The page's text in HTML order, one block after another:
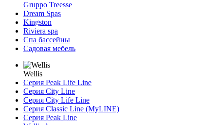
Gruppo Treesse
Dream Spas
Kingston
Riviera spa
Спа бассейны
Садовая мебель
Wellis
Серия Peak Life Line
Серия City Line
Серия City Life Line
Серия Classic Line (MyLINE)
Серия Peak Line